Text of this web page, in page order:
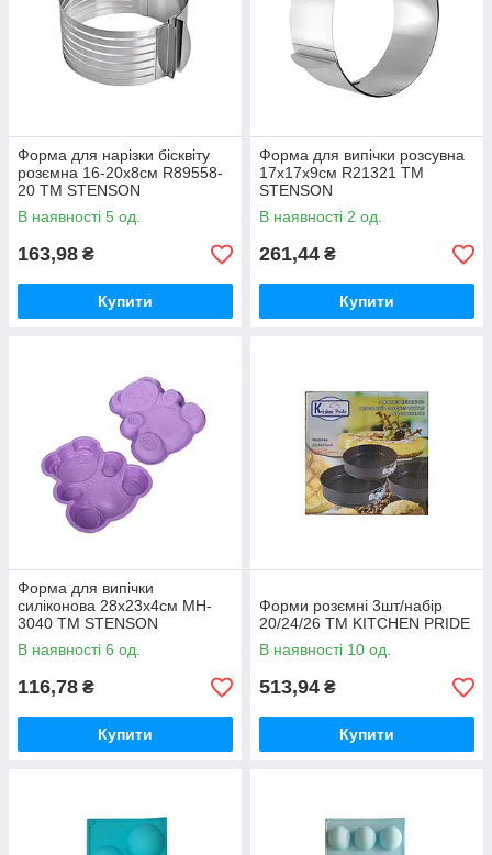
Форма для нарізки бісквіту
розємна 16-20х8см R89558-
20 ТМ STENSON
В наявності 5 од.
163,98 ₴
Купити
Форма для випічки розсувна
17х17х9см R21321 ТМ
STENSON
В наявності 2 од.
261,44 ₴
Купити
Форма для випічки
силіконова 28х23х4см MH-
3040 ТМ STENSON
В наявності 6 од.
116,78 ₴
Купити
Форми розємні 3шт/набір
20/24/26 ТМ KITCHEN PRIDE
В наявності 10 од.
513,94 ₴
Купити